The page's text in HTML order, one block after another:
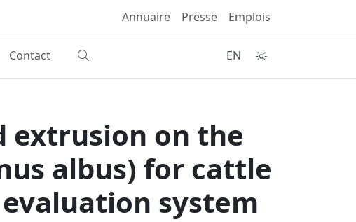
Annuaire Presse Emplois
Contact EN
extrusion on the
albus) for cattle
system